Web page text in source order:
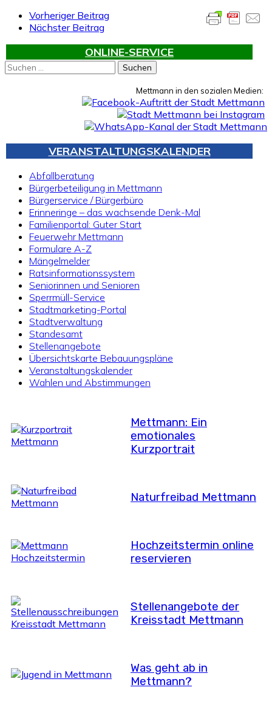
Vorheriger Beitrag
Nächster Beitrag
ONLINE-SERVICE
Suchen
nach:
Mettmann in den sozialen Medien:
VERANSTALTUNGSKALENDER
Abfallberatung
Bürgerbeteiligung in Mettmann
Bürgerservice / Bürgerbüro
Erinneringe – das wachsende Denk-Mal
Familienportal: Guter Start
Feuerwehr Mettmann
Formulare A-Z
Mängelmelder
Ratsinformationssystem
Seniorinnen und Senioren
Sperrmüll-Service
Stadtmarketing-Portal
Stadtverwaltung
Standesamt
Stellenangebote
Übersichtskarte Bebauungspläne
Veranstaltungskalender
Wahlen und Abstimmungen
Mettmann: Ein
emotionales
Kurzportrait
Naturfreibad Mettmann
Hochzeitstermin online
reservieren
Stellenangebote der
Kreisstadt Mettmann
Was geht ab in
Mettmann?